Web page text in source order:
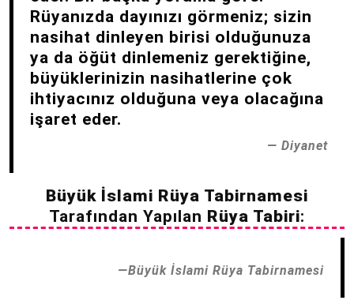
Rüyanızda dayınızı görmeniz; sizin
nasihat dinleyen birisi olduğunuza
ya da öğüt dinlemeniz gerektiğine,
büyüklerinizin nasihatlerine çok
ihtiyacınız olduğuna veya olacağına
işaret eder.
Diyanet
Büyük İslami Rüya Tabirnamesi
Tarafından Yapılan Rüya Tabiri:
Büyük İslami Rüya Tabirnamesi